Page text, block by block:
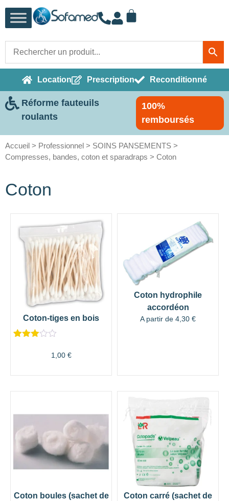
Location Prescription Reconditionné
Réforme fauteuils
roulants
100%
remboursés
Accueil > Professionnel > SOINS PANSEMENTS >
Compresses, bandes, coton et sparadraps > Coton
Coton
Coton-tiges en bois
sur
client
1,00 €
Coton hydrophile
accordéon
A partir de 4,30 €
Coton boules (sachet de
Coton carré (sachet de